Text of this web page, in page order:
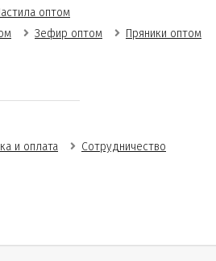
оптом
Зефир оптом Пряники оптом
и оплата
Сотрудничество